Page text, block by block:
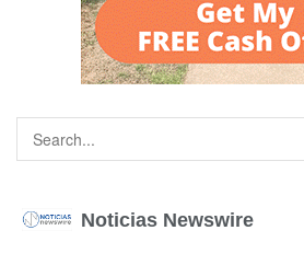
Noticias Newswire